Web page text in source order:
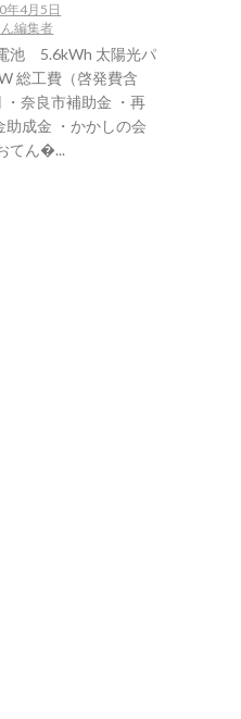
年4月5日
編集者
池 5.6kWh 太陽光パ
総工費（啓発費含
・奈良市補助金 ・再
助成金 ・かかしの会
てん�...